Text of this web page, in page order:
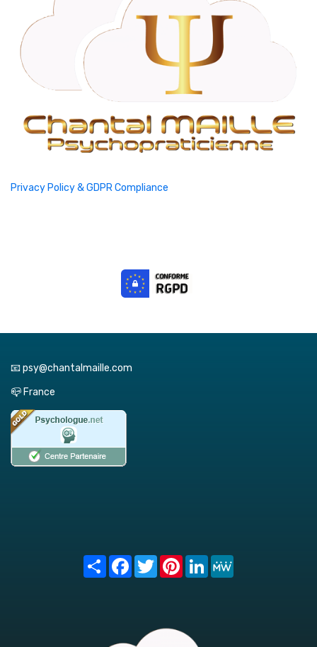
Privacy Policy & GDPR Compliance
📧 psy@chantalmaille.com
📪 France
Share FacebookTwitterPinterest
LinkedIn